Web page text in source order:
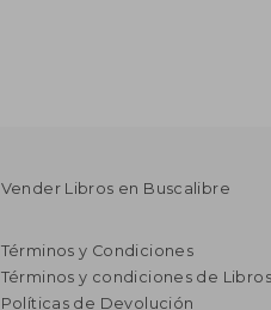
Vender Libros en Buscalibre
Términos y Condiciones
Términos y condiciones de
Políticas de Devolución